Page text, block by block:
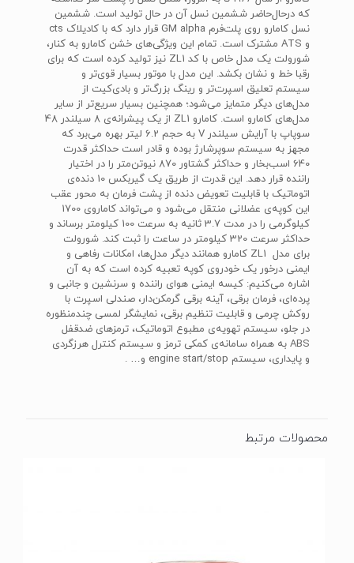
که درحال‌حاضر ششمین نسل آن در حال تولید است. ششمین
نسل کامارو روی پلت‌فرم GM alpha قرار دارد که با کادیلاک cts
و ATS مشترک است. تمام این ویژگی‌های خشن کامارو به کنار،
شورولت یک مدل خاص با کد ZL1 نیز تولید کرده است که برای
رقبا خط و نشان بکشد. این مدل با موتور بسیار قوی‌تر و
سیستم تعلیق اسپرت‌تر و رینگ بزرگ‌تر و بادی‌کیت از
مدل‌های دیگر متمایز می‌شود؛ همچنین بسیار سریع‌تر از سایر
مدل‌های کامارو است. کامارو ZL1 از یک پیشرانه‌ی 8 سیلندر 48
سوپاپ با آرایش سیلندر V به حجم 6.2 لیتر بهره می‌‎برد که
مجهز به سیستم سوپرشارژ بوده و قادر است حداکثر قدرت
640 اسب‌بخار و حداکثر گشتاور 870 نیوتن‌متر را در اختیار
راننده قرار دهد. این قدرت از طریق یک گیربکس 10 دنده‌ی
اتوماتیک با قابلیت تعویض دنده از پشت فرمان به محور عقب
این کوپه‌ی عضلانی منتقل می‌شود و می‌تواند کاماروی 1700
کیلوگرمی را در مدت 3.7 ثانیه به سرعت 100 کیلومتر برساند و
حداکثر سرعت 320 کیلومتر در ساعت را ثبت کند. شورولت
برای مدل ZL1 کامارو همانند دیگر مدل‌ها، امکانات رفاهی و
ایمنی درخور یک خودروی کوپه تعبیه کرده است که به آن
اشاره می‌کنیم: کیسه ایمنی هوای راننده و سرنشین و جانبی و
پرده‌ای، فرمان برقی، آینه برقی گرمکن‌دار، صندلی اسپرت با
روکش چرمی و قابلیت تنظیم برقی، نمایشگر لمسی چندمنظوره
در جلو، سیستم تهویه‌ی مطبوع اتوماتیک، ترمزهای ضدقفل
ABS به همراه سامانه‌ی کمکی ترمز و سیستم کنترل هرزگردی
و پایداری، سیستم engine start/stop و… .
محصولات مرتبط